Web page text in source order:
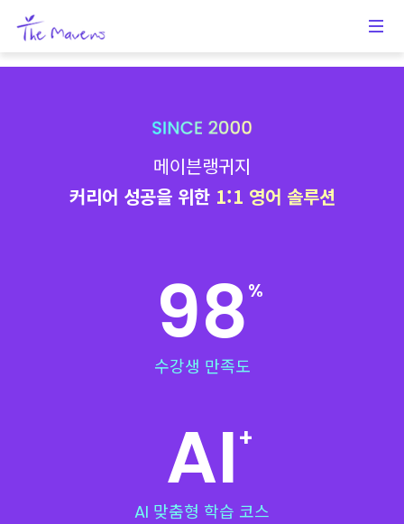
메이븐랭귀지
커리어 성공을 위한 1:1 영어 솔루션
98%
수강생 만족도
AI+
AI 맞춤형 학습 코스